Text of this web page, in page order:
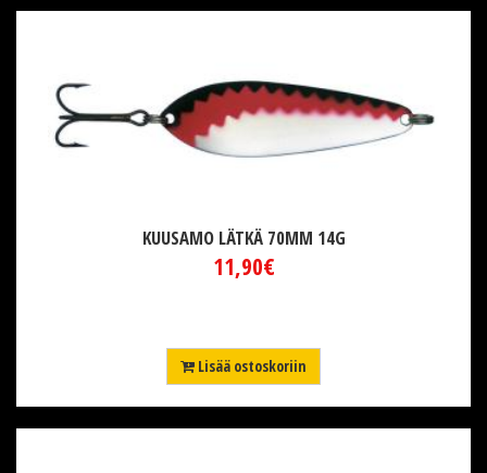
KUUSAMO LÄTKÄ 70MM 14G
11,90€
Lisää ostoskoriin